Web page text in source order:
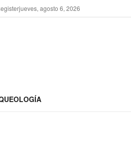
jueves, agosto 6, 2026